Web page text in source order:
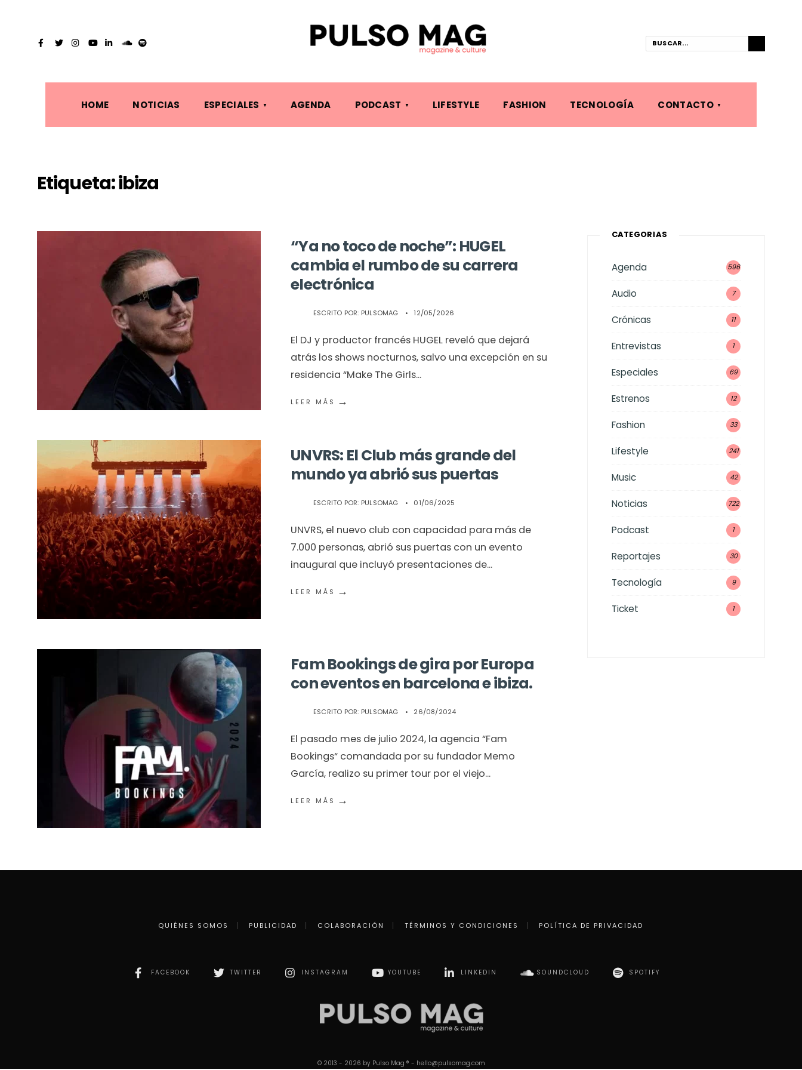
HOME NOTICIAS ESPECIALES AGENDA PODCAST LIFESTYLE FASHION TECNOLOGÍA CONTACTO
Etiqueta:ibiza
“Ya no toco de noche”: HUGEL
cambia el rumbo de su carrera
electrónica
ESCRITO POR: PULSOMAG • 12/05/2026
El DJ y productor francés HUGEL reveló que dejará
atrás los shows nocturnos, salvo una excepción en su
residencia “Make The Girls...
LEER MÁS →
UNVRS: El Club más grande del
mundo ya abrió sus puertas
ESCRITO POR: PULSOMAG • 01/06/2025
UNVRS, el nuevo club con capacidad para más de
7.000 personas, abrió sus puertas con un evento
inaugural que incluyó presentaciones de...
LEER MÁS →
Fam Bookings de gira por Europa
con eventos en barcelona e ibiza.
ESCRITO POR: PULSOMAG • 26/08/2024
El pasado mes de julio 2024, la agencia “Fam
Bookings“ comandada por su fundador Memo
García, realizo su primer tour por el viejo...
LEER MÁS →
CATEGORÍAS
Agenda 596
Audio 7
Crónicas 11
Entrevistas 1
Especiales 69
Estrenos 12
Fashion 33
Lifestyle 241
Music 42
Noticias 722
Podcast 1
Reportajes 30
Tecnología 9
Ticket 1
QUIÉNES SOMOS PUBLICIDAD COLABORACIÓN TÉRMINOS Y CONDICIONES POLÍTICA DE PRIVACIDAD
FACEBOOK TWITTER INSTAGRAM YOUTUBE LINKEDIN SOUNDCLOUD SPOTIFY
© 2013 - 2026 by Pulso Mag ® - hello@pulsomag.com